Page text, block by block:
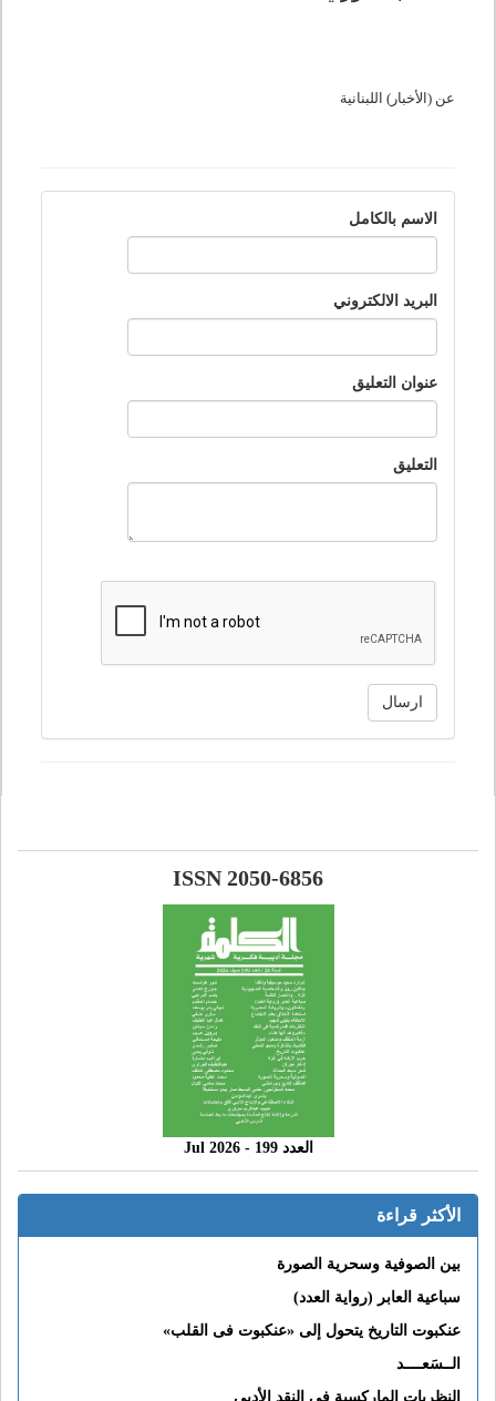
عن (الأخبار) اللبنانية
الاسم بالكامل
البريد الالكتروني
عنوان التعليق
التعليق
ارسال
ISSN 2050-6856
العدد 199 - 2026 Jul
الأكثر قراءة
بين الصوفية وسحرية الصورة
سباعية العابر (رواية العدد)
عنكبوت التاريخ يتحول إلى «عنكبوت فى القلب»
الــسَعــــد
النظريات الماركسية في النقد الأدبي